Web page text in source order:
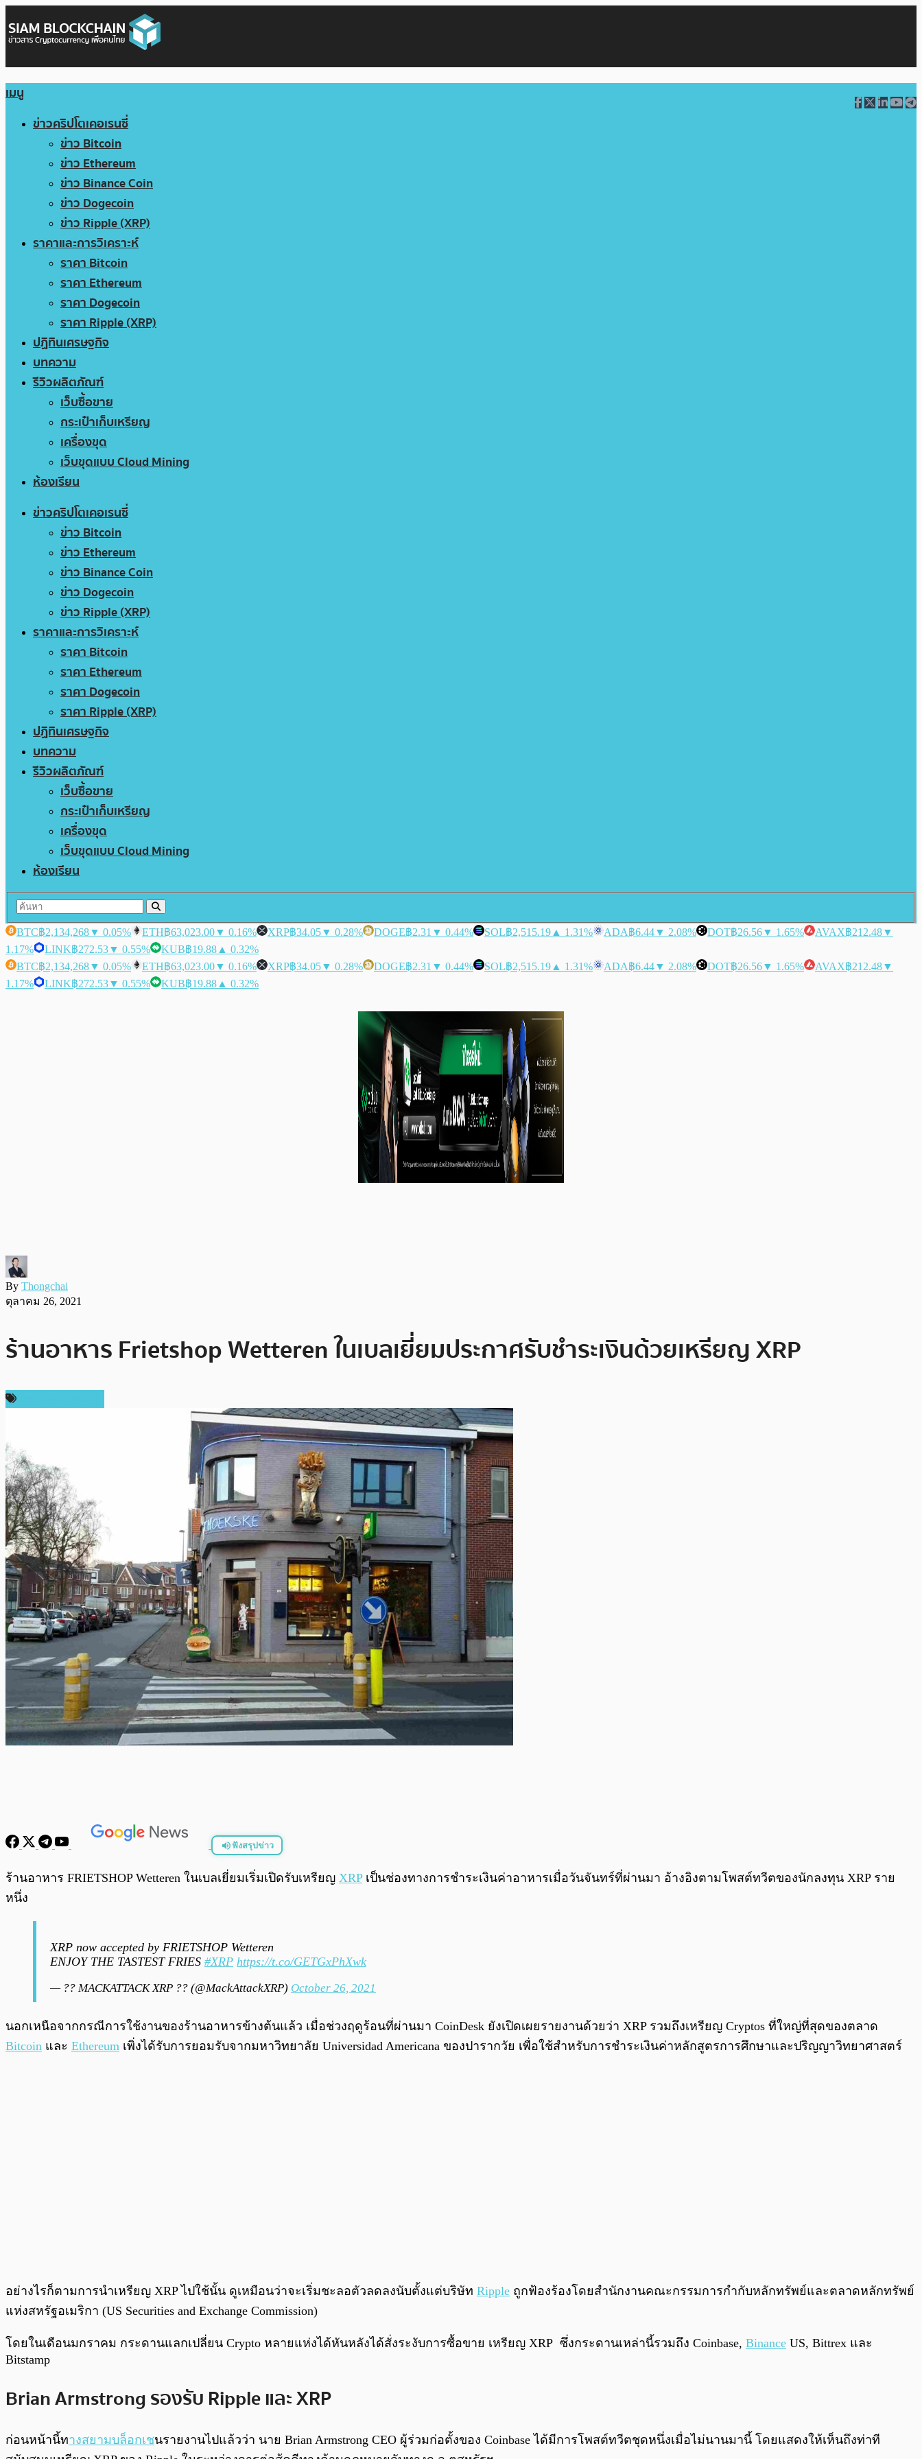
เมนู
ข่าวคริปโตเคอเรนซี่
ข่าว Bitcoin
ข่าว Ethereum
ข่าว Binance Coin
ข่าว Dogecoin
ข่าว Ripple (XRP)
ราคาและการวิเคราะห์
ราคา Bitcoin
ราคา Ethereum
ราคา Dogecoin
ราคา Ripple (XRP)
ปฏิทินเศรษฐกิจ
บทความ
รีวิวผลิตภัณฑ์
เว็บซื้อขาย
กระเป๋าเก็บเหรียญ
เครื่องขุด
เว็บขุดแบบ Cloud Mining
ห้องเรียน
ข่าวคริปโตเคอเรนซี่
ข่าว Bitcoin
ข่าว Ethereum
ข่าว Binance Coin
ข่าว Dogecoin
ข่าว Ripple (XRP)
ราคาและการวิเคราะห์
ราคา Bitcoin
ราคา Ethereum
ราคา Dogecoin
ราคา Ripple (XRP)
ปฏิทินเศรษฐกิจ
บทความ
รีวิวผลิตภัณฑ์
เว็บซื้อขาย
กระเป๋าเก็บเหรียญ
เครื่องขุด
เว็บขุดแบบ Cloud Mining
ห้องเรียน
BTC฿2,134,268▼ 0.05% ETH฿63,023.00▼ 0.16% XRP฿34.05▼ 0.28% DOGE฿2.31 ▼ 0.44% SOL฿2,515.19 ▲ 1.31% ADA฿6.44▼ 2.08% DOT฿26.56▼ 1.65% AVAX฿212.48▼
1.17%
LINK฿272.53▼ 0.55% KUB฿19.88 ▲ 0.32%
BTC฿2,134,268▼ 0.05% ETH฿63,023.00▼ 0.16% XRP฿34.05▼ 0.28% DOGE฿2.31 ▼ 0.44% SOL฿2,515.19 ▲ 1.31% ADA฿6.44▼ 2.08% DOT฿26.56▼ 1.65% AVAX฿212.48▼
1.17%
LINK฿272.53▼ 0.55% KUB฿19.88 ▲ 0.32%
By Thongchai
ตุลาคม 26, 2021
ร้านอาหาร Frietshop Wetteren ในเบลเยี่ยมประกาศรับชำระเงินด้วยเหรียญ XRP
ฟังสรุปข่าว
พร้อมเล่น /0:00
ร้านอาหาร FRIETSHOP Wetteren ในเบลเยี่ยมเริ่มเปิดรับเหรียญ XRPเป็นช่องทางการชำระเงินค่าอาหารเมื่อวันจันทร์ที่ผ่านมา อ้างอิงตามโพสต์ทวีตของนักลงทุน XRP ราย
หนึ่ง
XRP now accepted by FRIETSHOP Wetteren
ENJOY THE TASTEST FRIES #XRP https://t.co/GETGxPhXwk
— ?? MACKATTACK XRP ?? (@MackAttackXRP) October 26, 2021
นอกเหนือจากกรณีการใช้งานของร้านอาหารข้างต้นแล้ว เมื่อช่วงฤดูร้อนที่ผ่านมา CoinDesk ยังเปิดเผยรายงานด้วยว่า XRP รวมถึงเหรียญ Cryptos ที่ใหญ่ที่สุดของตลาด
Bitcoin และ Ethereum เพิ่งได้รับการยอมรับจากมหาวิทยาลัย Universidad Americana ของปารากวัย เพื่อใช้สำหรับการชำระเงินค่าหลักสูตรการศึกษาและปริญญาวิทยาศาสตร์
อย่างไรก็ตามการนำเหรียญ XRP ไปใช้นั้น ดูเหมือนว่าจะเริ่มชะลอตัวลดลงนับตั้งแต่บริษัท Ripple ถูกฟ้องร้องโดยสำนักงานคณะกรรมการกำกับหลักทรัพย์และตลาดหลักทรัพย์
แห่งสหรัฐอเมริกา (US Securities and Exchange Commission)
โดยในเดือนมกราคม กระดานแลกเปลี่ยน Crypto หลายแห่งได้หันหลังได้สั่งระงับการซื้อขาย เหรียญ XRP ซึ่งกระดานเหล่านี้รวมถึง Coinbase, Binance US, Bittrex และ
Bitstamp
Brian Armstrong รองรับ Ripple และ XRP
ก่อนหน้านี้ทางสยามบล็อกเชนรายงานไปแล้วว่า นาย Brian Armstrong CEO ผู้ร่วมก่อตั้งของ Coinbase ได้มีการโพสต์ทวีตชุดหนึ่งเมื่อไม่นานมานี้ โดยแสดงให้เห็นถึงท่าที